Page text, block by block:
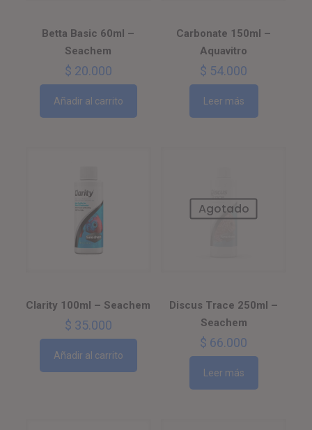
Betta Basic 60ml –
Seachem
$ 20.000
Añadir al carrito
Carbonate 150ml –
Aquavitro
$ 54.000
Leer más
Clarity 100ml – Seachem
$ 35.000
Añadir al carrito
Agotado
Discus Trace 250ml –
Seachem
$ 66.000
Leer más